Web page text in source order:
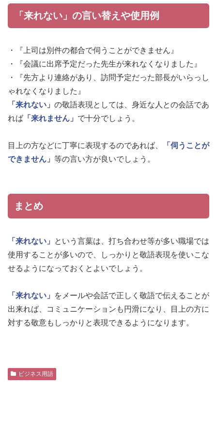
「来れない」の言い替えや使用例
・『上司は別件の都合で伺うことができません』
・『会議に出席予定だった先生が来れなくなりました』
・『先方より連絡があり、訪問予定だった部長がいらっし
ゃれなくなりました』
「来れない」 の敬語表現としては、身近な人との会話であ
れば 「来れません」 で十分でしょう。
目上の方などに丁寧に表現するのであれば、
「伺うことが
できません」 等の言い方が良いでしょう。
まとめ
「来れない」
という言葉は、打ち合わせ等が多い職場では
使用することが多いので、しっかりと敬語表現を使いこな
せるようになっておくとよいでしょう。
「来れない」
をメールや会話で正しく敬語で伝えることが
出来れば、コミュニケーションも円滑になり、目上の方に
対する敬意もしっかりと表現できるようになります。
ビジネス用語